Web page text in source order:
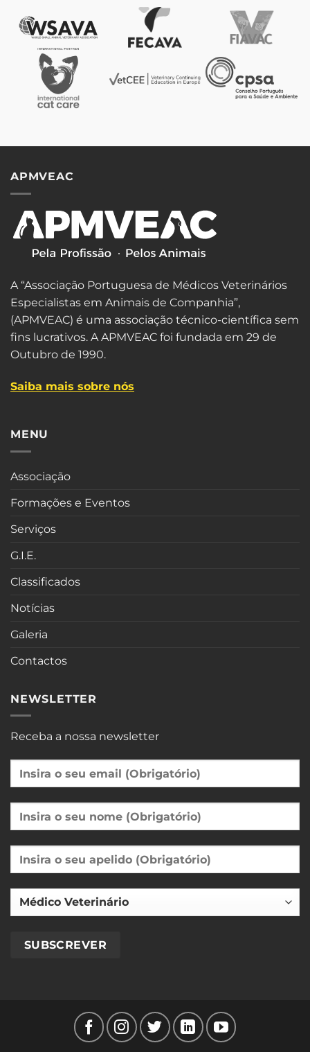
APMVEAC
A “Associação Portuguesa de Médicos Veterinários
Especialistas em Animais de Companhia”,
(APMVEAC) é uma associação técnico-científica sem
fins lucrativos. A APMVEAC foi fundada em 29 de
Outubro de 1990.
Saiba mais sobre nós
MENU
Associação
Formações e Eventos
Serviços
G.I.E.
Classificados
Notícias
Galeria
Contactos
NEWSLETTER
Receba a nossa newsletter